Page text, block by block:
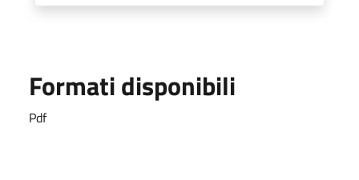
Formati disponibili
Pdf